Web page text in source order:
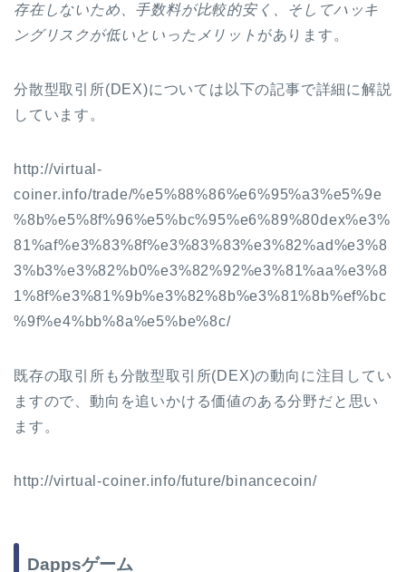
存在しないため、手数料が比較的安く、そしてハッキ
ングリスクが低いといったメリット があります。
分散型取引所(DEX)については以下の記事で詳細に解説
しています。
http://virtual-
coiner.info/trade/%e5%88%86%e6%95%a3%e5%9e
%8b%e5%8f%96%e5%bc%95%e6%89%80dex%e3%
81%af%e3%83%8f%e3%83%83%e3%82%ad%e3%8
3%b3%e3%82%b0%e3%82%92%e3%81%aa%e3%8
1%8f%e3%81%9b%e3%82%8b%e3%81%8b%ef%bc
%9f%e4%bb%8a%e5%be%8c/
既存の取引所も分散型取引所(DEX)の動向に注目してい
ますので、動向を追いかける価値のある分野だと思い
ます。
http://virtual-coiner.info/future/binancecoin/
Dappsゲーム